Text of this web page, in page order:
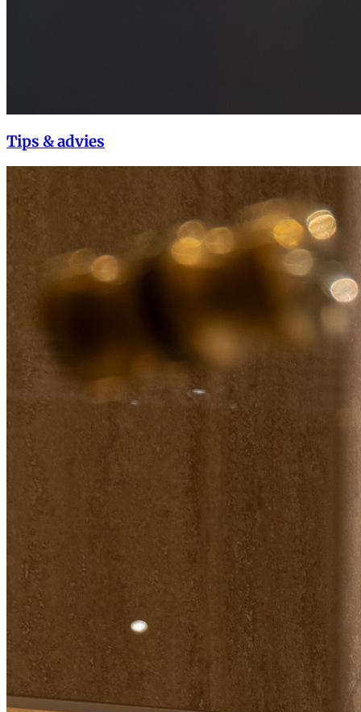
Tips & advies